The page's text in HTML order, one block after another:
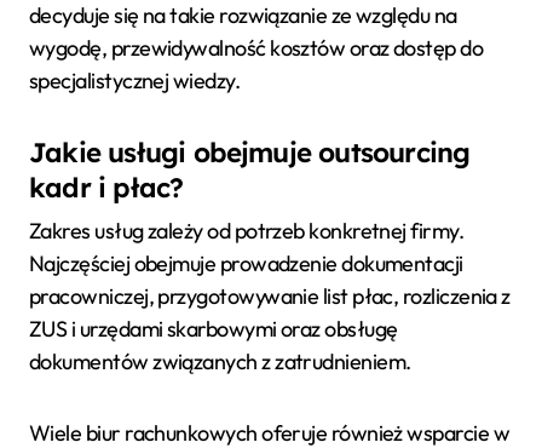
decyduje się na takie rozwiązanie ze względu na
wygodę, przewidywalność kosztów oraz dostęp do
specjalistycznej wiedzy.
Jakie usługi obejmuje outsourcing
kadr i płac?
Zakres usług zależy od potrzeb konkretnej firmy.
Najczęściej obejmuje prowadzenie dokumentacji
pracowniczej, przygotowywanie list płac, rozliczenia z
ZUS i urzędami skarbowymi oraz obsługę
dokumentów związanych z zatrudnieniem.
Wiele biur rachunkowych oferuje również wsparcie w